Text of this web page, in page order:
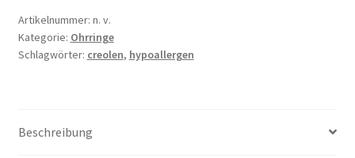
Artikelnummer: n. v.
Kategorie: Ohrringe
Schlagwörter: creolen, hypoallergen
Beschreibung